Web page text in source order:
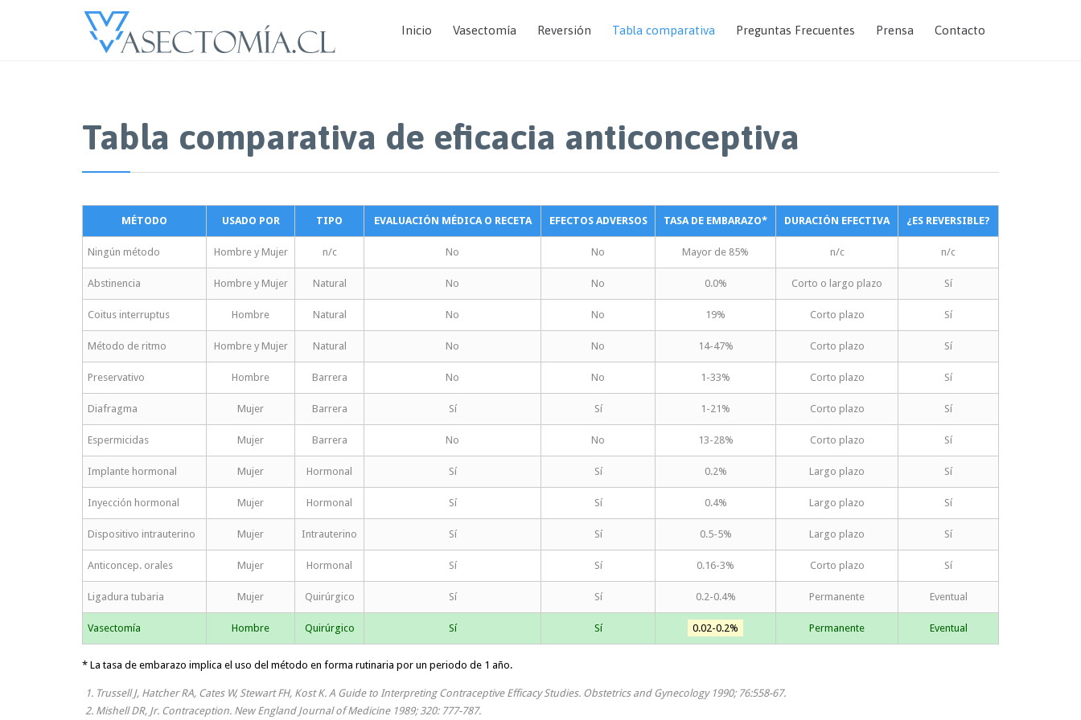
Inicio Vasectomía Reversión Tabla comparativa Preguntas Frecuentes Prensa Contacto
Tabla comparativa de eficacia anticonceptiva
MÉTODO USADO POR TIPO EVALUACIÓN MÉDICA O RECETA EFECTOS ADVERSOS TASA DE EMBARAZO* DURACIÓN EFECTIVA ¿ES REVERSIBLE?
Ningún método Hombre y Mujer n/c No No Mayor de 85% n/c n/c
Abstinencia Hombre y Mujer Natural No No 0.0% Corto o largo plazo Sí
Coitus interruptus Hombre Natural No No 19% Corto plazo Sí
Método de ritmo Hombre y Mujer Natural No No 14-47% Corto plazo Sí
Preservativo Hombre Barrera No No 1-33% Corto plazo Sí
Diafragma Mujer Barrera Sí Sí 1-21% Corto plazo Sí
Espermicidas Mujer Barrera No No 13-28% Corto plazo Sí
Implante hormonal Mujer Hormonal Sí Sí 0.2% Largo plazo Sí
Inyección hormonal Mujer Hormonal Sí Sí 0.4% Largo plazo Sí
Dispositivo intrauterino Mujer Intrauterino Sí Sí 0.5-5% Largo plazo Sí
Anticoncep. orales Mujer Hormonal Sí Sí 0.16-3% Corto plazo Sí
Ligadura tubaria Mujer Quirúrgico Sí Sí 0.2-0.4% Permanente Eventual
Vasectomía Hombre Quirúrgico Sí Sí 0.02-0.2% Permanente Eventual
* La tasa de embarazo implica el uso del método en forma rutinaria por un periodo de 1 año.
Trussell J, Hatcher RA, Cates W, Stewart FH, Kost K. A Guide to Interpreting Contraceptive Efficacy Studies. Obstetrics and Gynecology 1990; 76:558-67.
Mishell DR, Jr. Contraception. New England Journal of Medicine 1989; 320: 777-787.